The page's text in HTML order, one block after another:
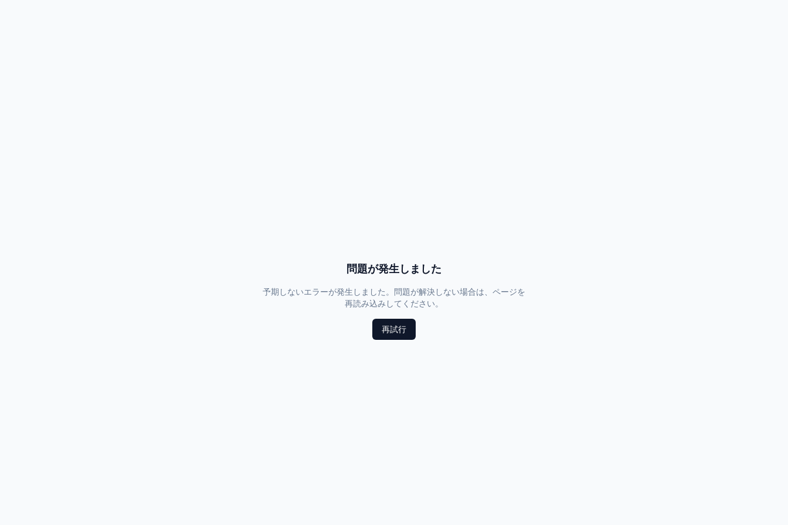
問題が発生しました
予期しないエラーが発生しました。問題が解決しない場合は、ページを
再読み込みしてください。
再試行